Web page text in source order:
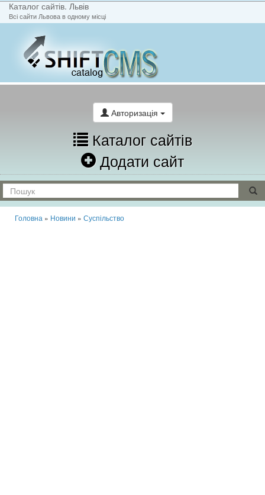
Каталог сайтів. Львів
Всі сайти Львова в одному місці
Авторизація
Каталог сайтів
Додати сайт
Головна » Новини » Суспільство